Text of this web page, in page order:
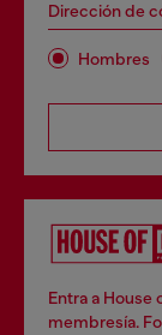
Dirección de
Hombres
Entra a
membresía.